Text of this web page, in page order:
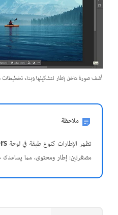
أضف صورة داخل إطار لتشكيلها وبناء تخطيطات
ملاحظة
تظهر الإطارات كنوع طبقة في لوحة
مصغرتين: إطار ومحتوى، مما يساعدك